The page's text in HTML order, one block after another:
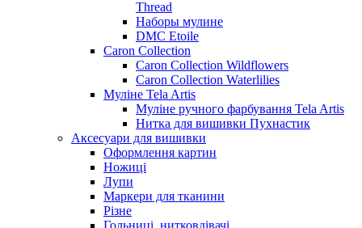
Thread
Наборы мулине
DMC Etoile
Caron Collection
Caron Collection Wildflowers
Caron Collection Waterlilies
Муліне Tela Artis
Муліне ручного фарбування Tela Artis
Нитка для вишивки Пухнастик
Аксесуари для вишивки
Оформлення картин
Ножиці
Лупи
Маркери для тканини
Різне
Гольниці, нитковдівачі